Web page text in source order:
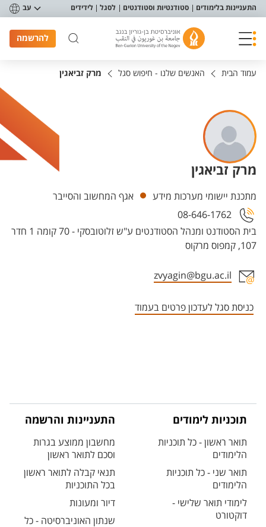
תפריט נגישות
התעניינות בלימודים סטודנטיות וסטודנטים לסגל לידידים עב
להרשמה
עמוד הבית האנשים שלנו - חיפוש סגל מרק זביאגין
מרק זביאגין
יחידות
מתכנת יישומי מערכות מידע אגף המחשוב והסייבר
בית הסטודנט ומנהל הסטודנטים ע"ש זלוטובסקי - 70 קומה 1 חדר
107, קמפוס מרקוס
08-646-1762
zvyagin@bgu.ac.il
כניסת סגל לעדכון פרטים בעמוד
תוכניות לימודים
תואר ראשון - כל תוכניות
הלימודים
תואר שני - כל תוכניות
הלימודים
לימודי תואר שלישי -
דוקטורט
התעניינות והרשמה
מחשבון ממוצע בגרות
וסכם לתואר ראשון
תנאי קבלה לתואר ראשון
בכל התוכניות
דיור ומעונות
שנתון האוניברסיטה - כל